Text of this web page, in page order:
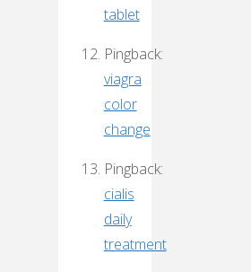
tablet
Pingback:
viagra
color
change
Pingback:
cialis
daily
treatment